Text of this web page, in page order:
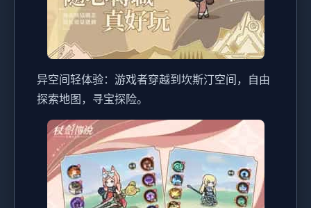
异空间轻体验：游戏者穿越到坎斯汀空间，自由
探索地图，寻宝探险。